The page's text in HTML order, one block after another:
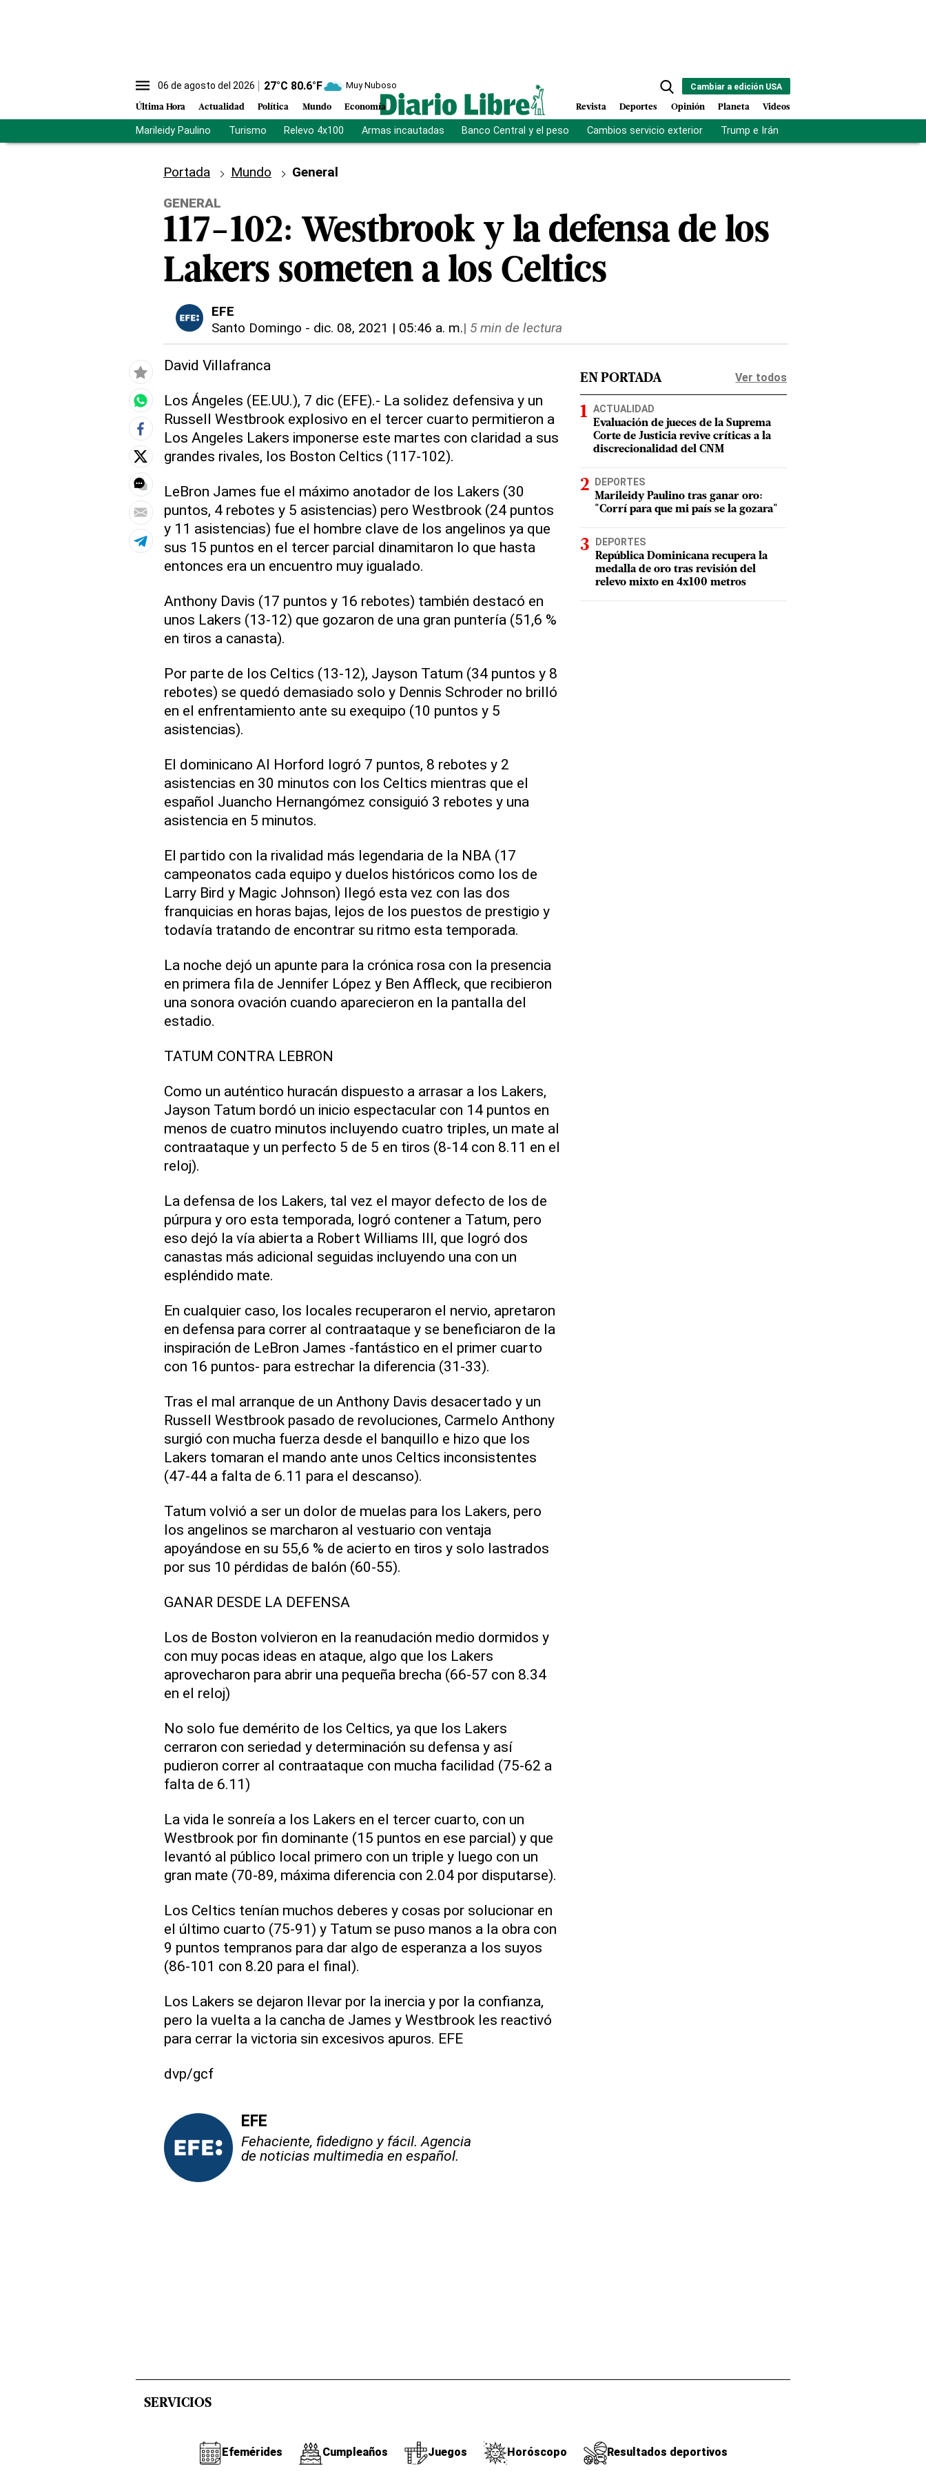
06 de agosto del 2026 27°C 80.6°F Muy Nuboso
Última Hora Actualidad Política Mundo Economía
Cambiar a edición USA
Revista Deportes Opinión Planeta Videos
Marileidy Paulino Turismo Relevo 4x100 Armas incautadas Banco Central y el peso Cambios servicio exterior Trump e Irán
Portada Mundo
General
GENERAL
117-102: Westbrook y la defensa de los
Lakers someten a los Celtics
EFE
Santo Domingo - dic. 08, 2021 | 05:46 a. m.| 5 min de lectura
David Villafranca
Los Ángeles (EE.UU.), 7 dic (EFE).- La solidez defensiva y un
Russell Westbrook explosivo en el tercer cuarto permitieron a
Los Angeles Lakers imponerse este martes con claridad a sus
grandes rivales, los Boston Celtics (117-102).
LeBron James fue el máximo anotador de los Lakers (30
puntos, 4 rebotes y 5 asistencias) pero Westbrook (24 puntos
y 11 asistencias) fue el hombre clave de los angelinos ya que
sus 15 puntos en el tercer parcial dinamitaron lo que hasta
entonces era un encuentro muy igualado.
Anthony Davis (17 puntos y 16 rebotes) también destacó en
unos Lakers (13-12) que gozaron de una gran puntería (51,6 %
en tiros a canasta).
Por parte de los Celtics (13-12), Jayson Tatum (34 puntos y 8
rebotes) se quedó demasiado solo y Dennis Schroder no brilló
en el enfrentamiento ante su exequipo (10 puntos y 5
asistencias).
El dominicano Al Horford logró 7 puntos, 8 rebotes y 2
asistencias en 30 minutos con los Celtics mientras que el
español Juancho Hernangómez consiguió 3 rebotes y una
asistencia en 5 minutos.
El partido con la rivalidad más legendaria de la NBA (17
campeonatos cada equipo y duelos históricos como los de
Larry Bird y Magic Johnson) llegó esta vez con las dos
franquicias en horas bajas, lejos de los puestos de prestigio y
todavía tratando de encontrar su ritmo esta temporada.
La noche dejó un apunte para la crónica rosa con la presencia
en primera fila de Jennifer López y Ben Affleck, que recibieron
una sonora ovación cuando aparecieron en la pantalla del
estadio.
TATUM CONTRA LEBRON
Como un auténtico huracán dispuesto a arrasar a los Lakers,
Jayson Tatum bordó un inicio espectacular con 14 puntos en
menos de cuatro minutos incluyendo cuatro triples, un mate al
contraataque y un perfecto 5 de 5 en tiros (8-14 con 8.11 en el
reloj).
La defensa de los Lakers, tal vez el mayor defecto de los de
púrpura y oro esta temporada, logró contener a Tatum, pero
eso dejó la vía abierta a Robert Williams III, que logró dos
canastas más adicional seguidas incluyendo una con un
espléndido mate.
En cualquier caso, los locales recuperaron el nervio, apretaron
en defensa para correr al contraataque y se beneficiaron de la
inspiración de LeBron James -fantástico en el primer cuarto
con 16 puntos- para estrechar la diferencia (31-33).
Tras el mal arranque de un Anthony Davis desacertado y un
Russell Westbrook pasado de revoluciones, Carmelo Anthony
surgió con mucha fuerza desde el banquillo e hizo que los
Lakers tomaran el mando ante unos Celtics inconsistentes
(47-44 a falta de 6.11 para el descanso).
Tatum volvió a ser un dolor de muelas para los Lakers, pero
los angelinos se marcharon al vestuario con ventaja
apoyándose en su 55,6 % de acierto en tiros y solo lastrados
por sus 10 pérdidas de balón (60-55).
GANAR DESDE LA DEFENSA
Los de Boston volvieron en la reanudación medio dormidos y
con muy pocas ideas en ataque, algo que los Lakers
aprovecharon para abrir una pequeña brecha (66-57 con 8.34
en el reloj)
No solo fue demérito de los Celtics, ya que los Lakers
cerraron con seriedad y determinación su defensa y así
pudieron correr al contraataque con mucha facilidad (75-62 a
falta de 6.11)
La vida le sonreía a los Lakers en el tercer cuarto, con un
Westbrook por fin dominante (15 puntos en ese parcial) y que
levantó al público local primero con un triple y luego con un
gran mate (70-89, máxima diferencia con 2.04 por disputarse).
Los Celtics tenían muchos deberes y cosas por solucionar en
el último cuarto (75-91) y Tatum se puso manos a la obra con
9 puntos tempranos para dar algo de esperanza a los suyos
(86-101 con 8.20 para el final).
Los Lakers se dejaron llevar por la inercia y por la confianza,
pero la vuelta a la cancha de James y Westbrook les reactivó
para cerrar la victoria sin excesivos apuros. EFE
dvp/gcf
EFE
Fehaciente, fidedigno y fácil. Agencia
de noticias multimedia en español.
EN PORTADA Ver todos
ACTUALIDAD
Evaluación de jueces de la Suprema
Corte de Justicia revive críticas a la
discrecionalidad del CNM
DEPORTES
Marileidy Paulino tras ganar oro:
"Corrí para que mi país se la gozara"
DEPORTES
República Dominicana recupera la
medalla de oro tras revisión del
relevo mixto en 4x100 metros
SERVICIOS
Efemérides Cumpleaños Juegos Horóscopo Resultados deportivos